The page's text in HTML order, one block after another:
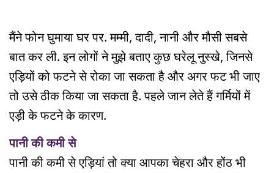
मैंने फोन घुमाया घर पर. मम्मी, दादी, नानी और मौसी सबसे
बात कर ली. इन लोगों ने मुझे बताए कुछ घरेलू नुस्खे, जिनसे
एड़ियों को फटने से रोका जा सकता है और अगर फट भी जाए
तो उसे ठीक किया जा सकता है. पहले जान लेते हैं गर्मियों में
एड़ी के फटने के कारण.
पानी की कमी से
पानी की कमी से एड़ियां तो क्या आपका चेहरा और होंठ भी